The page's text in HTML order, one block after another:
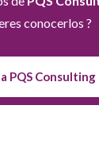
conocerlos ?
PQS Consulting